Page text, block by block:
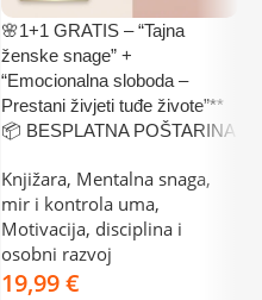
🌸1+1 GRATIS – “Tajna
ženske snage” +
“Emocionalna sloboda –
Prestani živjeti tuđe živote”**
📦 BESPLATNA POŠTARINA
Knjižara, Mentalna snaga,
mir i kontrola uma,
Motivacija, disciplina i
osobni razvoj
€